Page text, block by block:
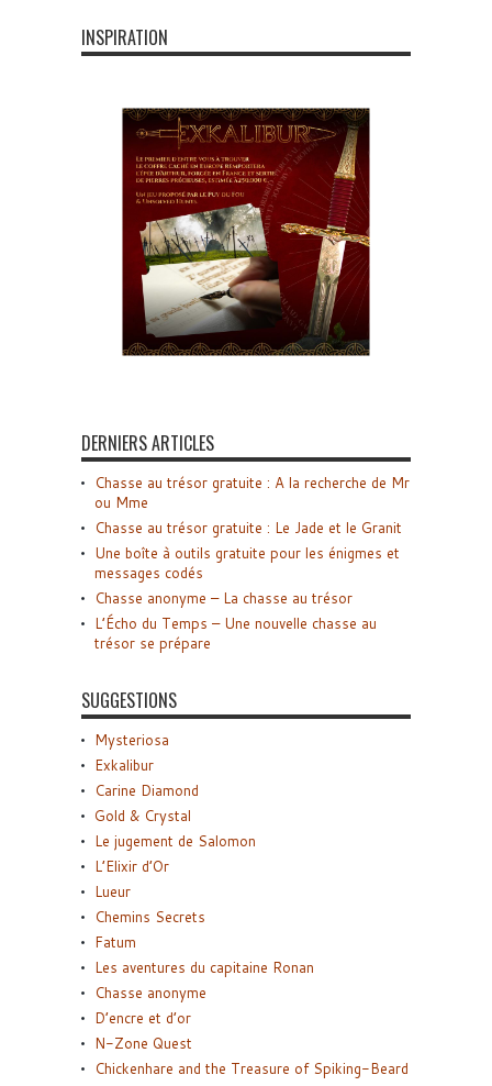
INSPIRATION
DERNIERS ARTICLES
Chasse au trésor gratuite : A la recherche de Mr
ou Mme
Chasse au trésor gratuite : Le Jade et le Granit
Une boîte à outils gratuite pour les énigmes et
messages codés
Chasse anonyme – La chasse au trésor
L’Écho du Temps – Une nouvelle chasse au
trésor se prépare
SUGGESTIONS
Mysteriosa
Exkalibur
Carine Diamond
Gold & Crystal
Le jugement de Salomon
L’Elixir d’Or
Lueur
Chemins Secrets
Fatum
Les aventures du capitaine Ronan
Chasse anonyme
D’encre et d’or
N-Zone Quest
Chickenhare and the Treasure of Spiking-Beard